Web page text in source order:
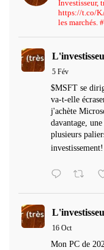
Investisseur,
https://t.co/
les marchés.
5 Fév
$MSFT se
va-t-elle
j'achète
davantage,
plusieurs
16 Oct
Mon PC de